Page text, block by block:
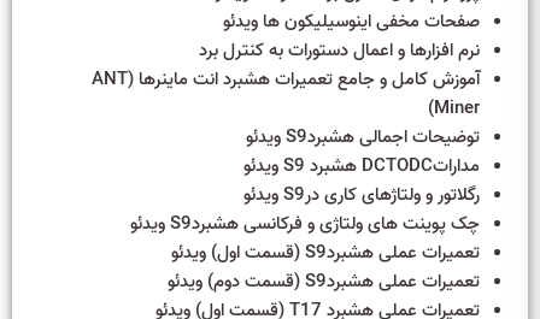
صفحات مخفی اینوسیلیکون ها ویدئو
نرم افزارها و اعمال دستورات به کنترل برد
آموزش کامل و جامع تعمیرات هشبرد انت ماینرها (ANT
Miner)
توضیحات اجمالی هشبردS9 ویدئو
مداراتDCTODC هشبرد S9 ویدئو
رگلاتور و ولتاژهای کاری درS9 ویدئو
چک پوینت های ولتاژی و فرکانسی هشبردS9 ویدئو
تعمیرات عملی هشبردS9 (قسمت اول) ویدئو
تعمیرات عملی هشبردS9 (قسمت دوم) ویدئو
تعمیرات عملی هشبرد T17 (قسمت اول) ویدئو